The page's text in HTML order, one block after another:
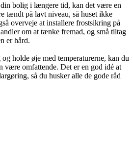
bolig i længere tid, kan det være en
tændt på lavt niveau, så huset ikke
overveje at installere frostsikring på
om at tænke fremad, og små tiltag
er hård.
holde øje med temperaturerne, kan du
være omfattende. Det er en god idé at
så du husker alle de gode råd